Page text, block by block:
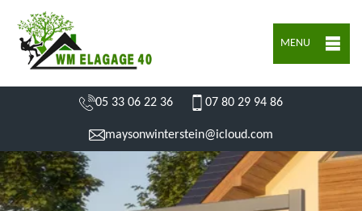
MENU
05 33 06 22 36 07 80 29 94 86
maysonwinterstein@icloud.com